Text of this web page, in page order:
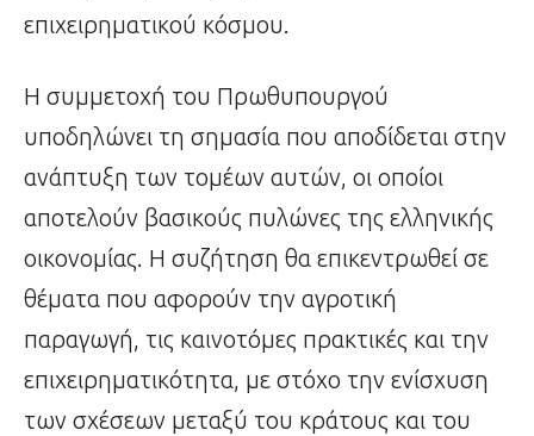
επιχειρηματικού κόσμου.
Η συμμετοχή του Πρωθυπουργού
υποδηλώνει τη σημασία που αποδίδεται στην
ανάπτυξη των τομέων αυτών, οι οποίοι
αποτελούν βασικούς πυλώνες της ελληνικής
οικονομίας. Η συζήτηση θα επικεντρωθεί σε
θέματα που αφορούν την αγροτική
παραγωγή, τις καινοτόμες πρακτικές και την
επιχειρηματικότητα, με στόχο την ενίσχυση
των σχέσεων μεταξύ του κράτους και του